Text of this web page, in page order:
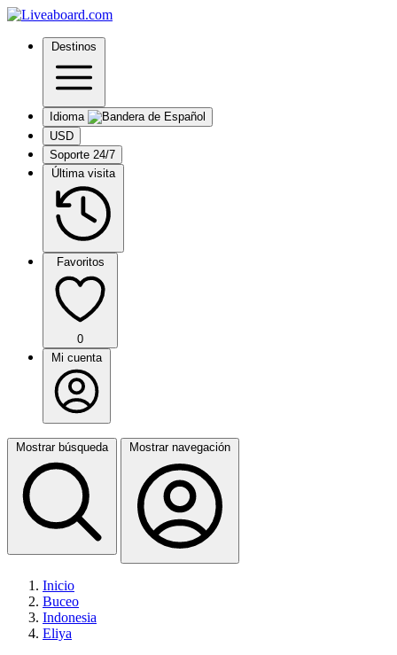
Destinos
Idioma
USD
Soporte 24/7
Última visita
Favoritos
0
Mi cuenta
Mostrar búsqueda Mostrar navegación
Inicio
Buceo
Indonesia
Eliya